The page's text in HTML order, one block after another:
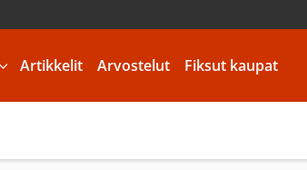
Artikkelit Arvostelut Fiksut kaupat